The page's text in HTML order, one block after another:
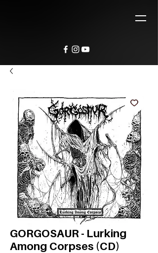
GORGOSAUR - Lurking
Among Corpses (CD)